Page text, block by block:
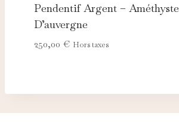
Pendentif Argent – Améthyste
D’auvergne
250,00 € Hors taxes